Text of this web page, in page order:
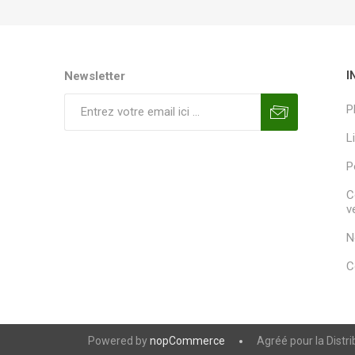
Newsletter
Powered bynopCommerce Agréé pour la